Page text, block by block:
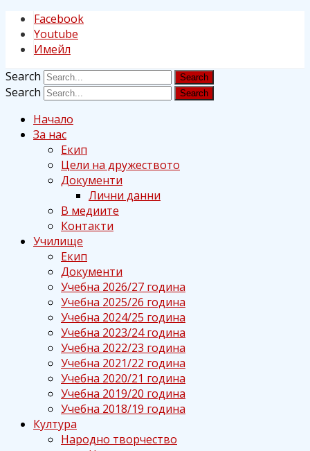
Facebook
Youtube
Имейл
Search
Search
Начало
За нас
Екип
Цели на дружеството
Документи
Лични данни
В медиите
Контакти
Училище
Екип
Документи
Учебна 2026/27 година
Учебна 2025/26 година
Учебна 2024/25 година
Учебна 2023/24 година
Учебна 2022/23 година
Учебна 2021/22 година
Учебна 2020/21 година
Учебна 2019/20 година
Учебна 2018/19 година
Култура
Народно творчество